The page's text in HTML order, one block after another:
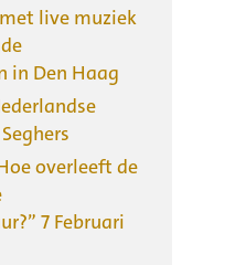
live muziek
in Den Haag
overleeft de
7 Februari